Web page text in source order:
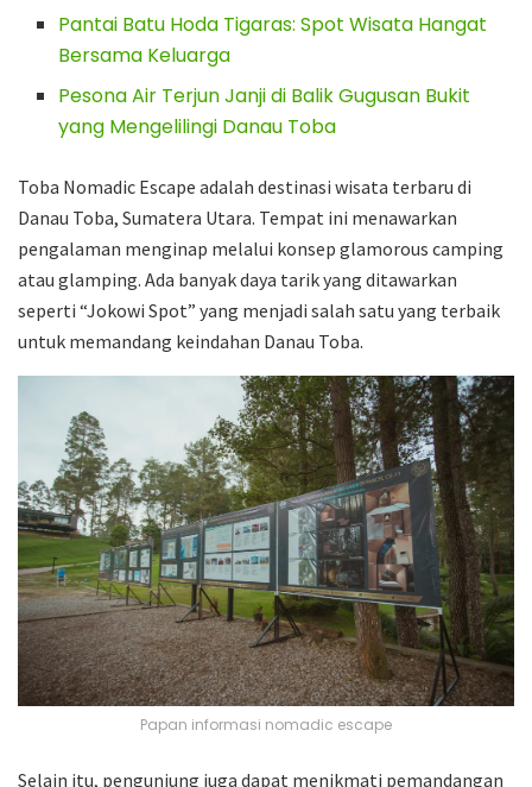
Pantai Batu Hoda Tigaras: Spot Wisata Hangat
Bersama Keluarga
Pesona Air Terjun Janji di Balik Gugusan Bukit
yang Mengelilingi Danau Toba
Toba Nomadic Escape adalah destinasi wisata terbaru di
Danau Toba, Sumatera Utara. Tempat ini menawarkan
pengalaman menginap melalui konsep glamorous camping
atau glamping. Ada banyak daya tarik yang ditawarkan
seperti “Jokowi Spot” yang menjadi salah satu yang terbaik
untuk memandang keindahan Danau Toba.
Papan informasi nomadic escape
Selain itu, pengunjung juga dapat menikmati pemandangan